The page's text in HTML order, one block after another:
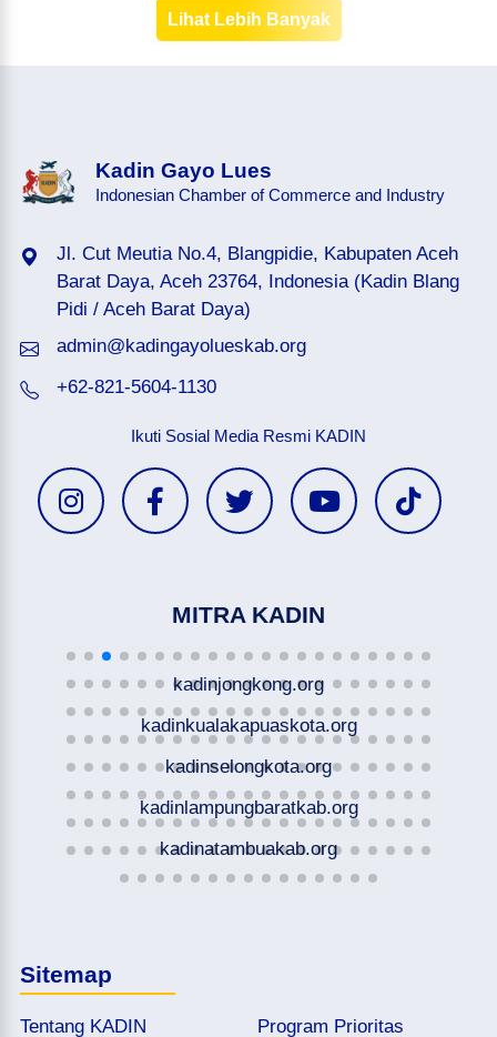
Lihat Lebih Banyak
Kadin Gayo Lues
Indonesian Chamber of Commerce and Industry
Jl. Cut Meutia No.4, Blangpidie, Kabupaten Aceh
Barat Daya, Aceh 23764, Indonesia (Kadin Blang
Pidi / Aceh Barat Daya)
admin@kadingayolueskab.org
+62-821-5604-1130
Ikuti Sosial Media Resmi KADIN
MITRA KADIN
kadinjongkong.org
kadinkualakapuaskota.org
kadinselongkota.org
kadinlampungbaratkab.org
kadinatambuakab.org
Sitemap
Tentang KADIN Program Prioritas